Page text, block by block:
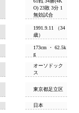
O) 23敗 3分 1
無効試合
1991.9.11 （34
歳）
173cm ・ 62.5k
g
オーソドック
ス
東京都足立区
日本